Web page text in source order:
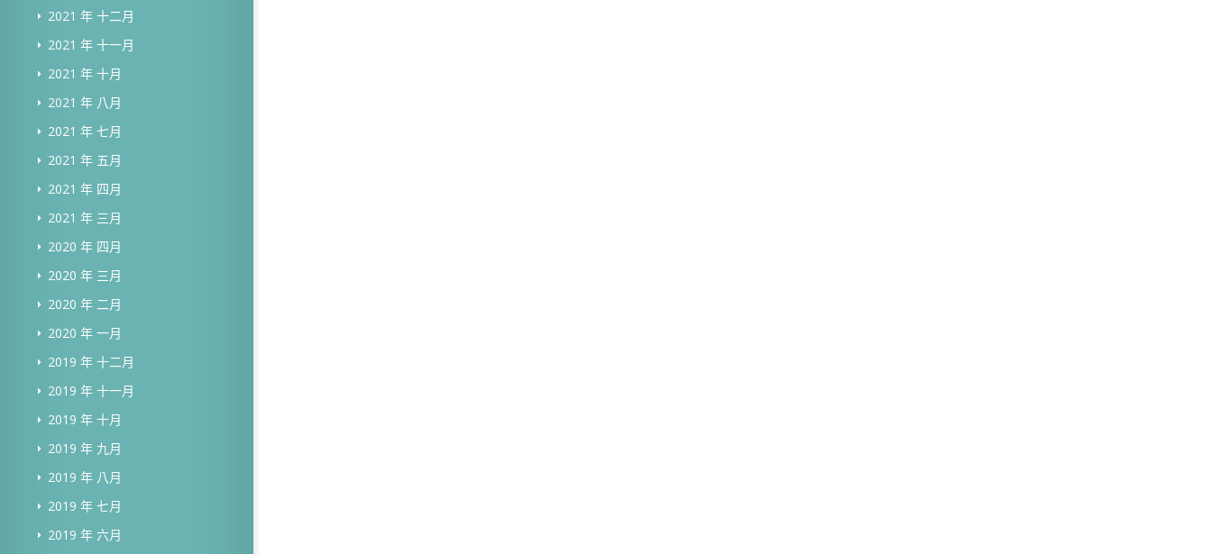
2021 年 十二月
2021 年 十一月
2021 年 十月
2021 年 八月
2021 年 七月
2021 年 五月
2021 年 四月
2021 年 三月
2020 年 四月
2020 年 三月
2020 年 二月
2020 年 一月
2019 年 十二月
2019 年 十一月
2019 年 十月
2019 年 九月
2019 年 八月
2019 年 七月
2019 年 六月